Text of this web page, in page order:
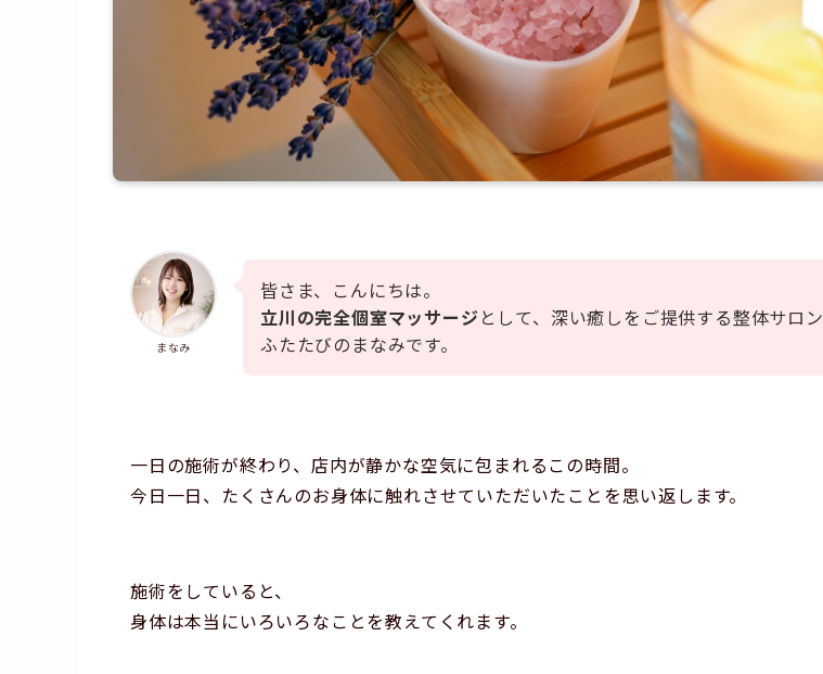
まなみ
皆さま、こんにちは。
立川の完全個室マッサージとして、深い癒しをご提供する整体サロン
ふたたびのまなみです。
一日の施術が終わり、店内が静かな空気に包まれるこの時間。
今日一日、たくさんのお身体に触れさせていただいたことを思い返します。
施術をしていると、
身体は本当にいろいろなことを教えてくれます。